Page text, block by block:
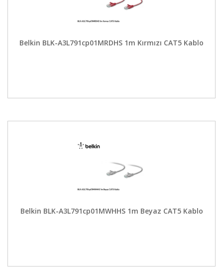
Belkin BLK-A3L791cp01MRDHS 1m Kırmızı CAT5 Kablo
Belkin BLK-A3L791cp01MWHHS 1m Beyaz CAT5 Kablo